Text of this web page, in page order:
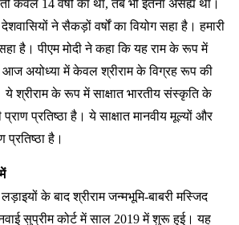
केवल 14 वर्षों का था, तब भी इतना असह्य था।
ने सैकड़ों वर्षों का वियोग सहा है। हमारी
है। पीएम मोदी ने कहा कि यह राम के रूप में
आज अयोध्या में केवल श्रीराम के विग्रह रूप की
ये श्रीराम के रूप में साक्षात भारतीय संस्कृति के
प्रतिष्ठा है। ये साक्षात मानवीय मूल्यों और
प्रतिष्ठा है।
के बाद श्रीराम जन्मभूमि-बाबरी मस्जिद
सुप्रीम कोर्ट में साल 2019 में शुरू हुई। यह